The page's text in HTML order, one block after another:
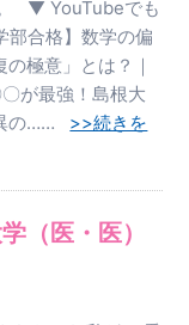
▼ YouTubeでも
合格】数学の偏
極意」とは？｜
が最強！島根大
の…… >>続きを
（医・医）